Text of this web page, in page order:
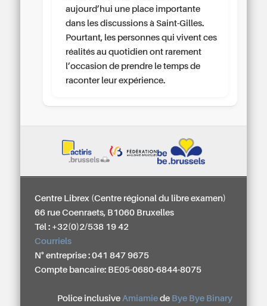
aujourd’hui une place importante
dans les discussions à Saint-Gilles.
Pourtant, les personnes qui vivent ces
réalités au quotidien ont rarement
l’occasion de prendre le temps de
raconter leur expérience.
Centre Librex (Centre régional du libre examen)
66 rue Coenraets, B1060 Bruxelles
Tél : +32(0)2/538 19 42
Courriels
N° entreprise : 041 847 9675
Compte bancaire: BE05-0680-6844-8075
Police inclusive Amiamiede Bye Bye Binary